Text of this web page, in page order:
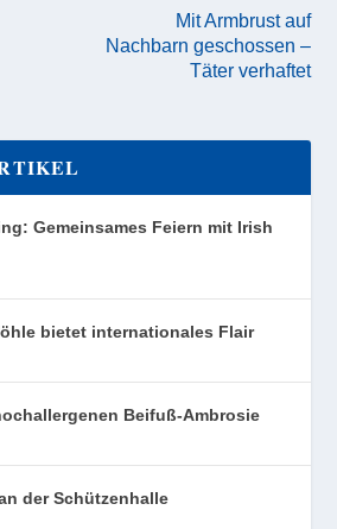
Mit Armbrust auf
Nachbarn geschossen –
Täter verhaftet
Gemeinsames Feiern mit Irish
bietet internationales Flair
Beifuß-Ambrosie
der Schützenhalle